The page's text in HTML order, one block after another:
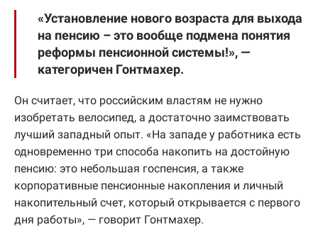
«Установление нового возраста для выхода
на пенсию – это вообще подмена понятия
реформы пенсионной системы!», —
категоричен Гонтмахер.
Он считает, что российским властям не нужно
изобретать велосипед, а достаточно заимствовать
лучший западный опыт. «На западе у работника есть
одновременно три способа накопить на достойную
пенсию: это небольшая госпенсия, а также
корпоративные пенсионные накопления и личный
накопительный счет, который открывается с первого
дня работы», — говорит Гонтмахер.